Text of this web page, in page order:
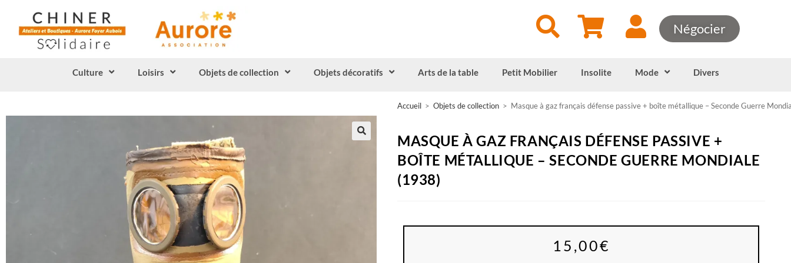
Négocier
Culture Loisirs Objets de collection Objets décoratifs Arts de la table Petit Mobilier Insolite Mode Divers
Accueil > Objets de collection > Masque à gaz français défense passive + boîte métallique – Seconde Guerre
MASQUE À GAZ FRANÇAIS DÉFENSE PASSIVE +
BOÎTE MÉTALLIQUE – SECONDE GUERRE MONDIALE
(1938)
15,00€